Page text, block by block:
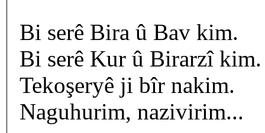
Bi serê Bira û Bav kim.
Bi serê Kur û Birarzî kim.
Tekoşeryê ji bîr nakim.
Naguhurim, nazivirim...